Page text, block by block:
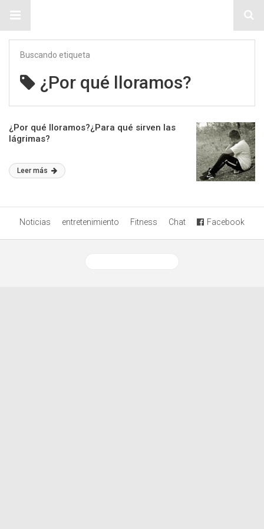
Buscando etiqueta
¿Por qué lloramos?
¿Por qué lloramos?¿Para qué sirven las
lágrimas?
Leer más
Noticias entretenimiento Fitness Chat Facebook